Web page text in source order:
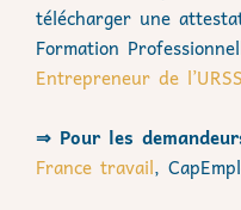
télécharger une
Formation
Entrepreneur de
⇒ Pour les
France travail,